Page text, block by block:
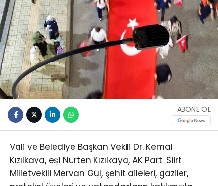
ABONE OL
Vali ve Belediye Başkan Vekili Dr. Kemal
Kızılkaya, eşi Nurten Kızılkaya, AK Parti Siirt
Milletvekili Mervan Gül, şehit aileleri, gaziler,